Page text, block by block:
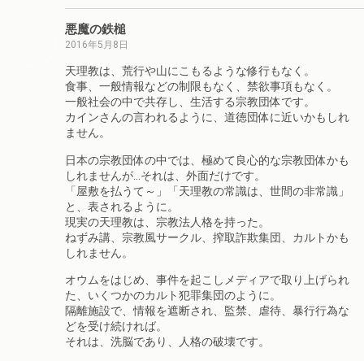
悪魔の鉄槌
2016年5月8日
天理教は、荒行や山にこもるような修行もなく。
食事、一般情報などの制限もなく、禁欲事項もなく。
一般社会の中で共存し、生活する宗教団体です。
カインさんの言われるように、道徳団体に近いかもしれ
ません。
日本の宗教団体の中では、極めて良心的な宗教団体かも
しれませんが…それは、外面だけです。
「屋敷を払うて～」「天理教の常識は、世間の非常識」
と、表されるように。
現実の天理教は、宗教法人格を持った。
ねずみ講、宗教風サークル、搾取詐欺集団、カルトかも
しれません。
オウムをはじめ、事件を起こしメディアで取り上げられ
た、いくつかのカルト犯罪集団のように。
隔離施設で、情報を遮断され、監禁、虐待、暴行行為な
どを受け続ければ。
それは、洗脳であり、人格の破壊です。